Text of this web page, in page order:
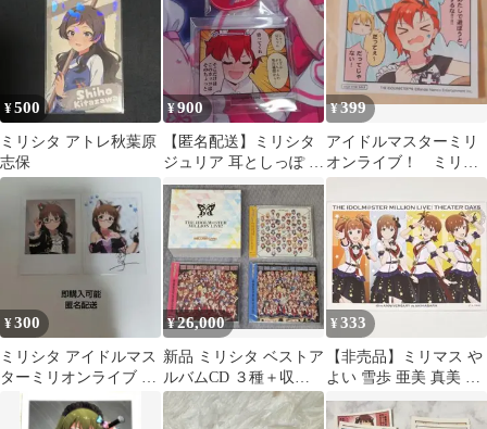
¥500
ミリシタ アトレ秋葉原
志保
¥900
【匿名配送】ミリシタ
ジュリア 耳としっぽ ア
クリルスタンド 四コマ
アクスタ
¥ 399
アイドルマスターミリ
オンライブ！ ミリシ
タ9周年 特典 ジュリ
ア
¥300
ミリシタ アイドルマス
ターミリオンライブ 秋
月律子 フォト風カード
¥26,000
新品 ミリシタ ベストア
ルバムCD ３種＋収納
BOX
¥333
【非売品】ミリマス や
よい 雪歩 亜美 真美 ミ
リシタ 特典 ポストカー
ド